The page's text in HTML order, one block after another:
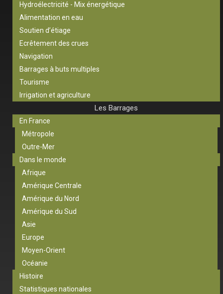
Hydroélectricité - Mix énergétique
Alimentation en eau
Soutien d’étiage
Ecrêtement des crues
Navigation
Barrages à buts multiples
Tourisme
Irrigation et agriculture
Les Barrages
En France
Métropole
Outre-Mer
Dans le monde
Afrique
Amérique Centrale
Amérique du Nord
Amérique du Sud
Asie
Europe
Moyen-Orient
Océanie
Histoire
Statistiques nationales